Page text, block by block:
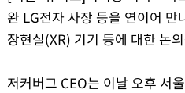
완 LG전자 사장 등을 연이어
장현실(XR) 기기 등에 대한 논
저커버그 CEO는 이날 오후 서